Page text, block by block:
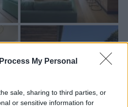
My Personal
sale, sharing to third parties, or
or sensitive information for